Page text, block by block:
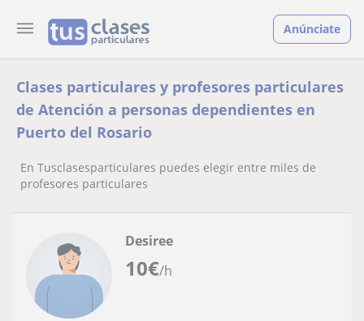
Anúnciate
Clases particulares y profesores particulares
de Atención a personas dependientes en
Puerto del Rosario
En Tusclasesparticulares puedes elegir entre miles de
profesores particulares
10€/h
Desiree